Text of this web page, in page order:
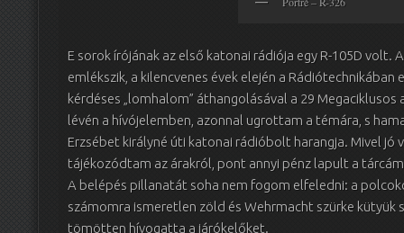
E sorok írójának az első katonai rádiója egy R-105D volt.
emlékszik, a kilencvenes évek elején a
kérdéses „lomhalom” áthangolásával a 29 Megaciklusos
lévén a hívójelemben, azonnal ugrottam a témára, s
Erzsébet királyné úti katonai rádióbolt harangja. Mivel jó
tájékozódtam az árakról, pont annyi pénz lapult a
A belépés pillanatát soha nem fogom elfeledni: a
számomra ismeretlen zöld és Wehrmacht szürke kütyük
tömötten hívogatta a járókelőket.